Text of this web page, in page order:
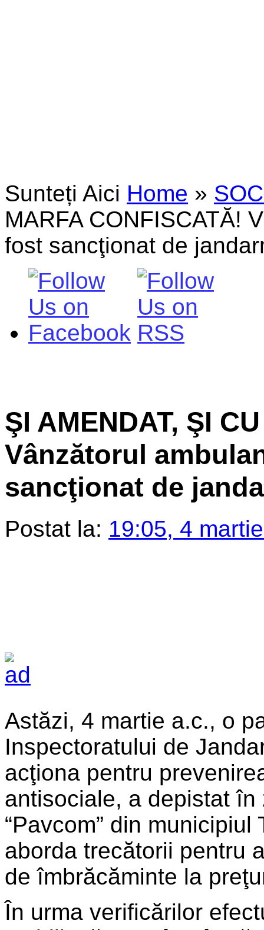
Sunteți Aici Home »
MARFA CONFISCATĂ!
fost sancţionat de
ŞI AMENDAT, ŞI
Vânzătorul
sancţionat de
Postat la: 19:05, 4
Astăzi, 4 martie a.c., o
Inspectoratului de
acţiona pentru
antisociale, a depistat
“Pavcom” din
aborda trecătorii pentru
de îmbrăcăminte la
În urma verificărilor